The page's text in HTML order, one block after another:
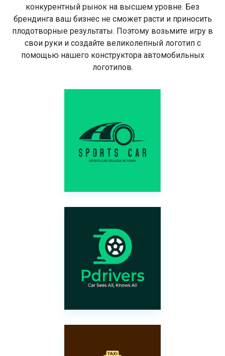
конкурентный рынок на высшем уровне. Без
брендинга ваш бизнес не сможет расти и приносить
плодотворные результаты. Поэтому возьмите игру в
свои руки и создайте великолепный логотип с
помощью нашего конструктора автомобильных
логотипов.